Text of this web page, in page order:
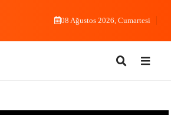
08 Ağustos 2026, Cumartesi